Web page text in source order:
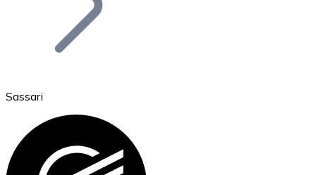
Ethereum
Sassari